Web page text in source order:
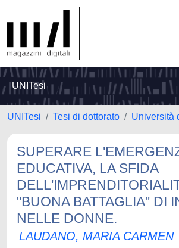
UNITesi
UNITesi Tesi di dottorato Università
SUPERARE
EDUCATIVA, LA SFIDA
"BUONA BATTAGLIA" DI
NELLE DONNE.
LAUDANO, MARIA CARMEN